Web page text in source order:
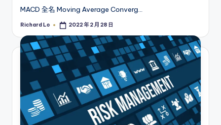
MACD 全名 Moving Average Converg…
Posted
Richard Lo 2022 年 2 月 28 日